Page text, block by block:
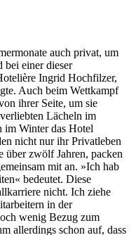
auch privat, um
bei einer dieser
Ingrid Hochfilzer,
Auch beim Wettkampf
ihrer Seite, um sie
Lächeln im
im Winter das Hotel
nicht nur ihr Privatleben
über zwölf Jahren, packen
mit an. »Ich hab
bedeutet. Diese
nicht. Ich ziehe
in der
wenig Bezug zum
allerdings schon auf, dass